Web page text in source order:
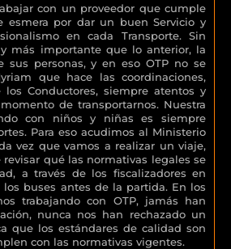
con un proveedor que cumple
esmera por dar un buen Servicio y
en cada Transporte. Sin
más importante que lo anterior, la
sus personas, y en eso OTP no se
que hace las coordinaciones,
Conductores, siempre atentos y
de transportarnos. Nuestra
con niños y niñas es siempre
Para eso acudimos al Ministerio
vez que vamos a realizar un viaje,
revisar qué las normativas legales se
a través de los fiscalizadores en
buses antes de la partida. En los
trabajando con OTP, jamás han
nunca nos han rechazado un
que los estándares de calidad son
con las normativas vigentes.